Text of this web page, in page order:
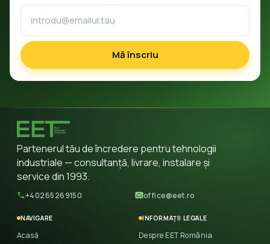
Mă înscriu
Partenerul tău de încredere pentru tehnologii
industriale — consultanță, livrare, instalare și
service din 1993.
+40265269150 office@eet.ro
NAVIGARE
Acasă
INFORMAȚII LEGALE
Despre EET România